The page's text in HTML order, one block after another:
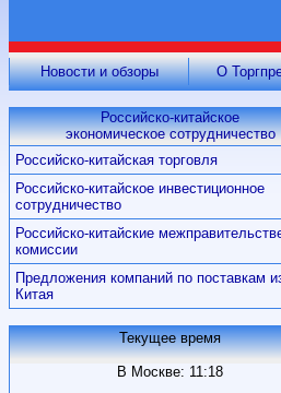
Новости и обзоры О
Российско-китайское
экономическое сотрудничество
Российско-китайская торговля
Российско-китайское инвестиционное
сотрудничество
Российско-китайские
комиссии
Предложения компаний по поставкам
Китая
Текущее время
В Москве: 11:18